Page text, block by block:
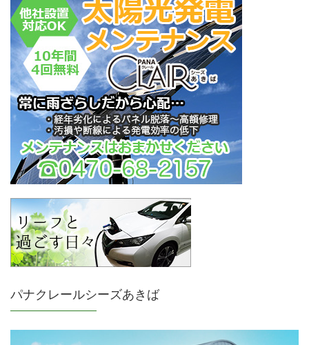
パナクレールシーズあきば